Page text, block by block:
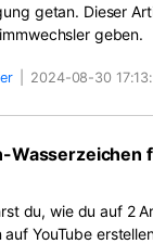
getan. Dieser
geben.
2024-08-30
Wasserzeichen
du, wie du auf 2
YouTube